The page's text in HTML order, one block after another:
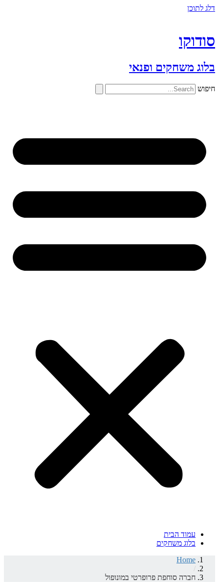
דלג לתוכן
סודוקו
בלוג משחקים ופנאי
חיפוש
עמוד הבית
בלוג משחקים
Home
/
חברה סוחפת פרופרטי במונופול